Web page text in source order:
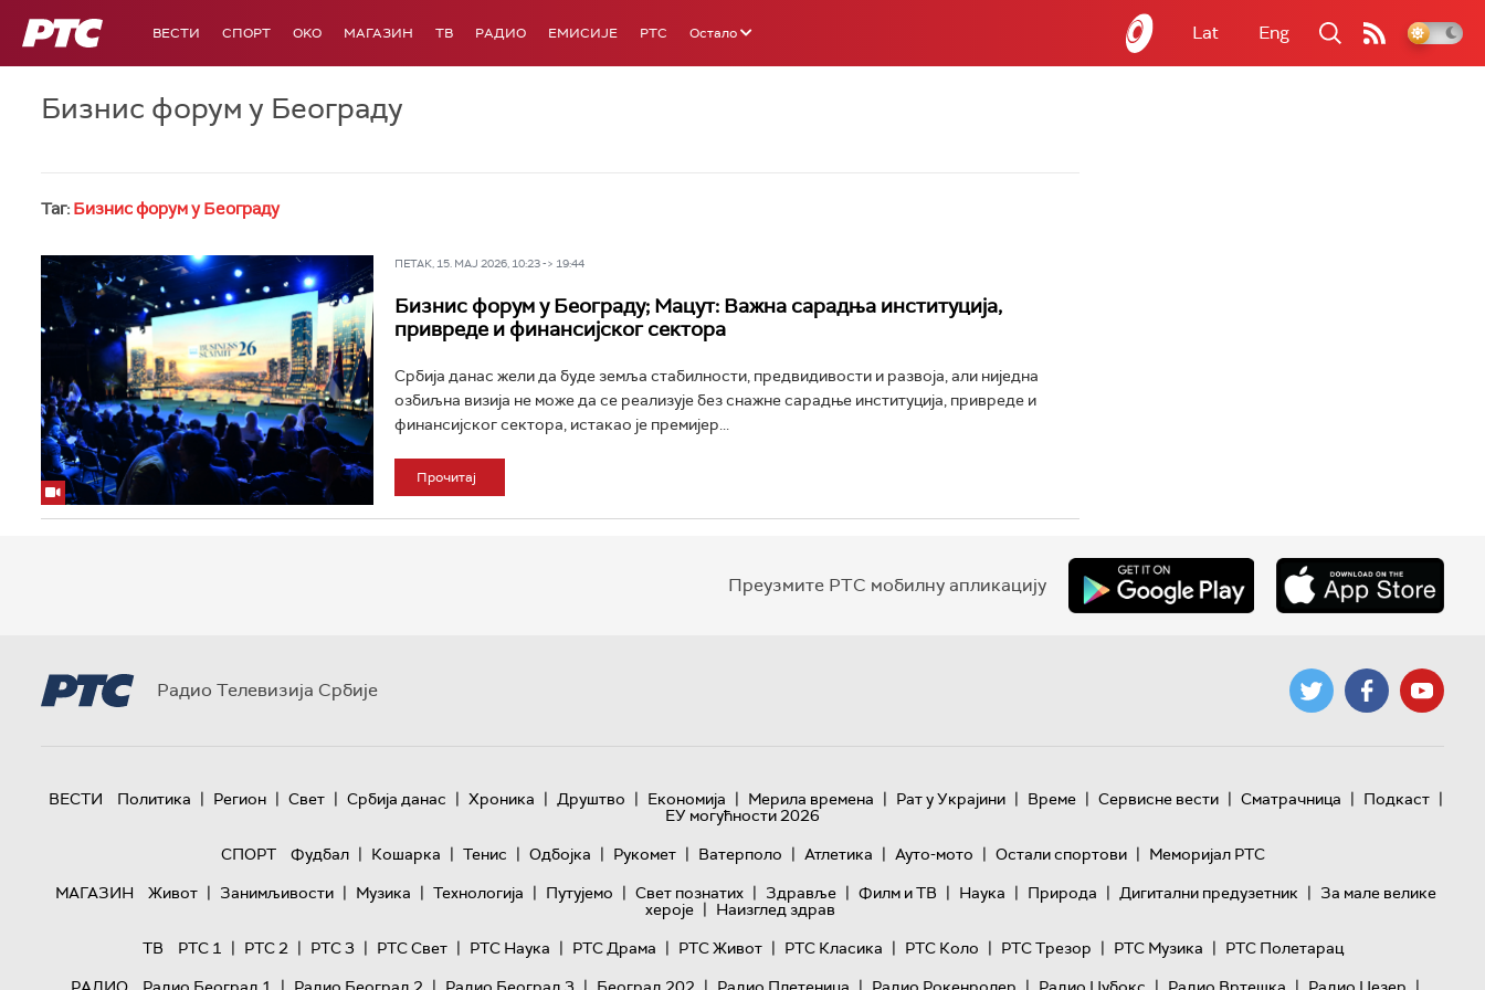
РТС ВЕСТИ СПОРТ OKO МАГАЗИН ТВ РАДИО ЕМИСИЈЕ РТС Остало Lat Eng
Бизнис форум у Београду
Таг: Бизнис форум у Београду
ПЕТАК, 15. МАЈ 2026, 10:23 -> 19:44
Бизнис форум у Београду; Мацут: Важна сарадња институција,
привреде и финансијског сектора
Србија данас жели да буде земља стабилности, предвидивости и развоја, али ниједна
озбиљна визија не може да се реализује без снажне сарадње институција, привреде и
финансијског сектора, истакао је премијер...
Прочитај
Преузмите РТС мобилну апликацију
Радио Телевизија Србије
ВЕСТИ Политика | Регион | Свет | Србија данас | Хроника | Друштво | Економија | Мерила времена | Рат у Украјини | Време | Сервисне вести | Сматрачница | Подкаст |
ЕУ могућности 2026
СПОРТ
Фудбал | Кошарка | Тенис | Одбојка | Рукомет | Ватерполо | Атлетика | Ауто-мото | Остали спортови | Меморијал РТС
МАГАЗИН
Живот | Занимљивости | Музика | Технологијa | Путујемо | Свет познатих | Здравље | Филм и ТВ | Наука | Природа | Дигитални предузетник | За мале велике
хероје | Наизглед здрав
ТВ
РТС 1 | РТС 2 | РТС 3 | РТС Свет | РТС Наука | РТС Драма | РТС Живот | РТС Класика | РТС Коло | РТС Трезор | РТС Музика | РТС Полетарац